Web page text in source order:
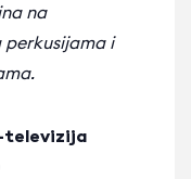
na
i
televizija